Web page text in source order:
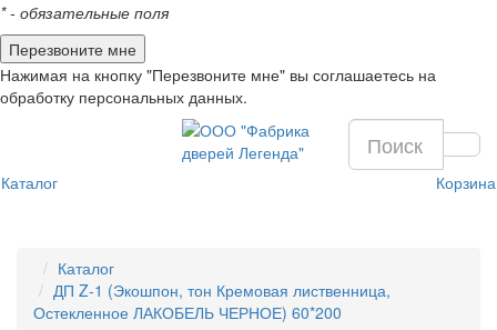
*- обязательные поля
Нажимая на кнопку "Перезвоните мне" вы соглашаетесь на
обработку персональных данных.
Каталог Корзина
Каталог
ДП Z-1 (Экошпон, тон Кремовая лиственница,
Остекленное ЛАКОБЕЛЬ ЧЕРНОЕ) 60*200